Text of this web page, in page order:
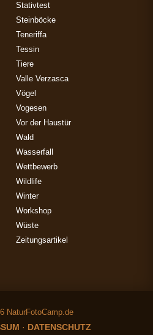
Stativtest
Steinböcke
Teneriffa
Tessin
Tiere
Valle Verzasca
Vögel
Vogesen
Vor der Haustür
Wald
Wasserfall
Wettbewerb
Wildlife
Winter
Workshop
Wüste
Zeitungsartikel
NaturFotoCamp.de
· DATENSCHUTZ